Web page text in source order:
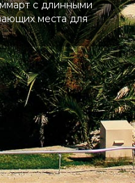
с длинными
места для